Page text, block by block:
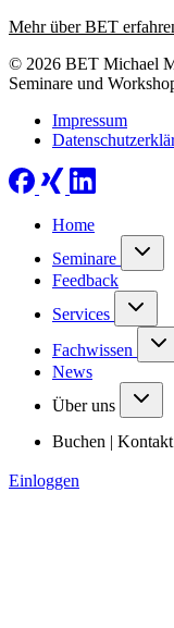
Mehr über BET
© 2026 BET Michael
Seminare und
Impressum
Home
Seminare
Feedback
Services
Fachwissen
News
Über uns
Buchen | Kontakt
Einloggen